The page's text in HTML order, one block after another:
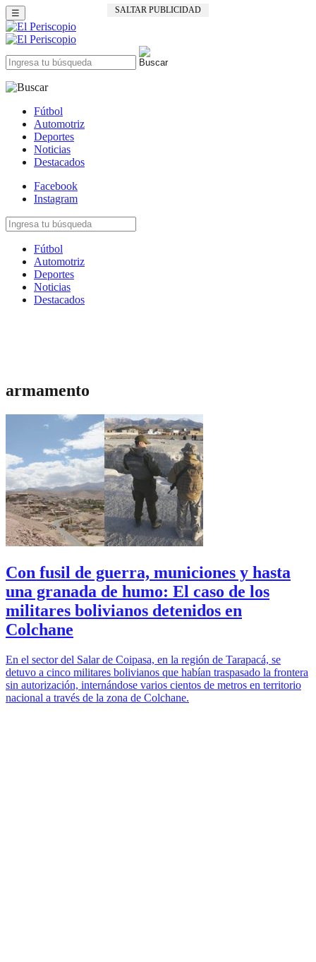
SALTAR PUBLICIDAD
☰
Fútbol
Automotriz
Deportes
Noticias
Destacados
Facebook
Instagram
Fútbol
Automotriz
Deportes
Noticias
Destacados
armamento
Con fusil de guerra, municiones y hasta
una granada de humo: El caso de los
militares bolivianos detenidos en
Colchane
En el sector del Salar de Coipasa, en la región de Tarapacá, se
detuvo a cinco militares bolivianos que habían traspasado la frontera
sin autorización, internándose varios cientos de metros en territorio
nacional a través de la zona de Colchane.